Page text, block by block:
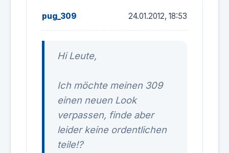
pug_309 24.01.2012, 18:53
Hi Leute,
Ich möchte meinen 309
einen neuen Look
verpassen, finde aber
leider keine ordentlichen
teile!?